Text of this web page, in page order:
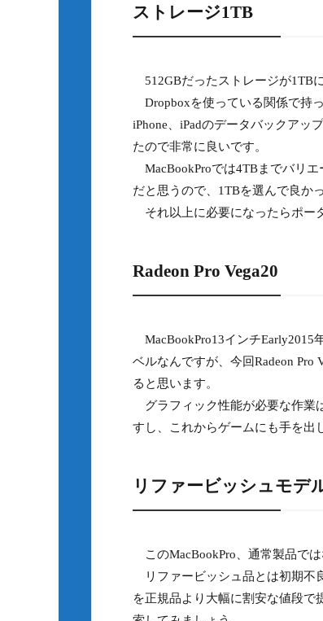
ストレージ1TB
512GBだったストレージが1TB
Dropboxを使っている関係で持
iPhone、iPadのデータバックアッ
たので非常に良いです。
MacBookProでは4TBまでバリエ
だと思うので、1TBを選んで良か
それ以上に必要になったらポー
Radeon Pro Vega20
MacBookPro13インチEarly2015
ベルなんですが、今回Radeon Pro
ると思います。
グラフィック性能が必要な作業
すし、これからゲームにも手を出
リファービッシュモデ
このMacBookPro、通常製品で
リファービッシュ品とは初期不
を正規品より大幅に割安な値段で